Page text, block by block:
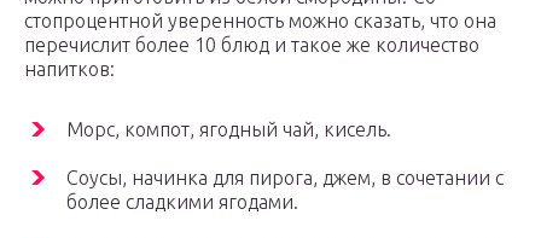
стопроцентной уверенность можно сказать, что она
перечислит более 10 блюд и такое же количество
напитков:
Морс, компот, ягодный чай, кисель.
Соусы, начинка для пирога, джем, в сочетании с
более сладкими ягодами.